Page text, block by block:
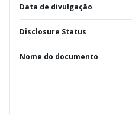
Data de divulgação
Disclosure Status
Nome do documento